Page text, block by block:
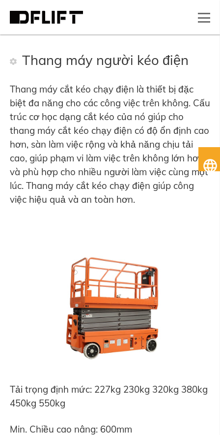
Thang máy người kéo điện
Thang máy cắt kéo chạy điện là thiết bị đặc
biệt đa năng cho các công việc trên không. Cấu
trúc cơ học dạng cắt kéo của nó giúp cho
thang máy cắt kéo chạy điện có độ ổn định cao
hơn, sàn làm việc rộng và khả năng chịu tải
cao, giúp phạm vi làm việc trên không lớn hơn
và phù hợp cho nhiều người làm việc cùng một
lúc. Thang máy cắt kéo chạy điện giúp công
việc hiệu quả và an toàn hơn.
Tải trọng định mức: 227kg 230kg 320kg 380kg
450kg 550kg
Min. Chiều cao nâng: 600mm